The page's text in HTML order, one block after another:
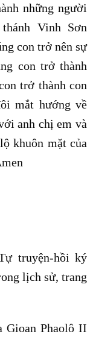
những người
Vinh Sơn
con trở nên sự
con trở thành
trở thành con
mắt hướng về
anh chị em và
khuôn mặt của
truyện-hồi ký
lịch sử, trang
Gioan Phaolô II